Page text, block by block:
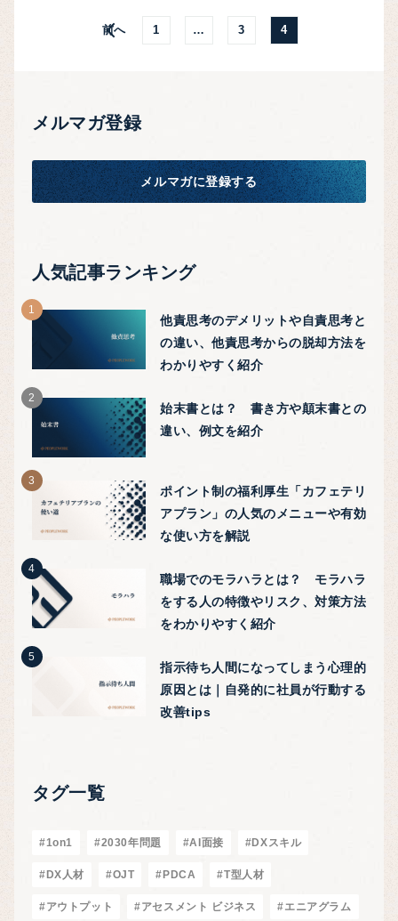
前へ 1 … 3 4
メルマガ登録
メルマガに登録する
人気記事ランキング
他責思考のデメリットや自責思考と
の違い、他責思考からの脱却方法を
わかりやすく紹介
始末書とは？ 書き方や顛末書との
違い、例文を紹介
ポイント制の福利厚生「カフェテリ
アプラン」の人気のメニューや有効
な使い方を解説
職場でのモラハラとは？ モラハラ
をする人の特徴やリスク、対策方法
をわかりやすく紹介
指示待ち人間になってしまう心理的
原因とは｜自発的に社員が行動する
改善tips
タグ一覧
#1on1 #2030年問題 #AI面接 #DXスキル
#DX人材 #OJT #PDCA #T型人材
#アウトプット #アセスメント ビジネス #エニアグラム